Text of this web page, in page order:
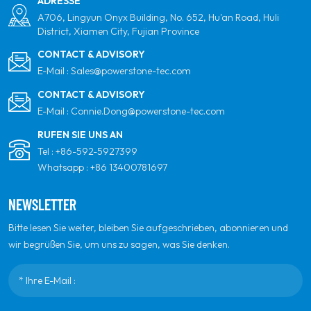
A706, Lingyun Onyx Building, No. 652, Hu'an Road, Huli
District, Xiamen City, Fujian Province
CONTACT & ADVISORY
E-Mail : Sales@powerstone-tec.com
CONTACT & ADVISORY
E-Mail : Connie.Dong@powerstone-tec.com
RUFEN SIE UNS AN
Tel : +86-592-5927399
Whatsapp : +86 13400781697
NEWSLETTER
Bitte lesen Sie weiter, bleiben Sie aufgeschrieben, abonnieren und
wir begrüßen Sie, um uns zu sagen, was Sie denken.